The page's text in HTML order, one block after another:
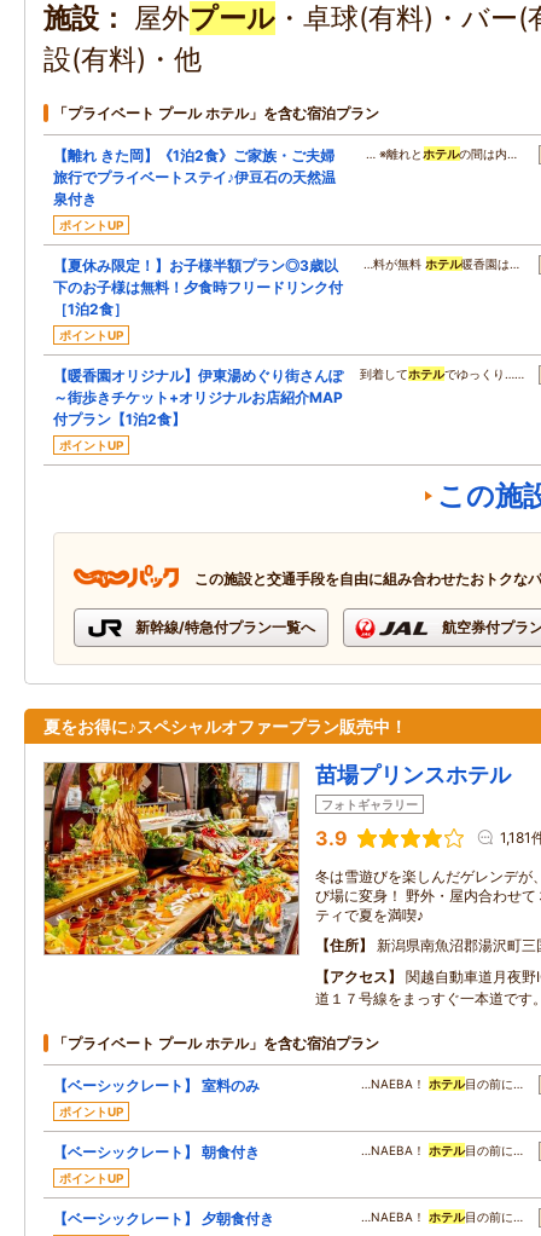
施設 屋外プール ・卓球(有料)・バー
設(有料)・他
「プライベート プール ホテル」を含む宿泊プラン
【離れ きた岡】《1泊2食》ご家族・ご夫婦
旅行でプライベートステイ♪伊豆石の天然温
泉付き
ポイントUP
… ※離れと ホテルの間は内…
【夏休み限定！】お子様半額プラン◎3歳以
下のお子様は無料！夕食時フリードリンク付
［1泊2食］
ポイントUP
…料が無料 ホテル暖香園は…
【暖香園オリジナル】伊東湯めぐり街さんぽ
～街歩きチケット+オリジナルお店紹介MAP
付プラン【1泊2食】
ポイントUP
到着してホテルでゆっくり……
この施
この施設と交通手段を自由に組み合わせたおトクな
新幹線/特急付プラン一覧へ 航空券付プラ
夏をお得に♪スペシャルオファープラン販売中！
苗場プリンスホテル
フォトギャラリー
3.9 1,181
冬は雪遊びを楽しんだゲレンデが
び場に変身！ 野外・屋内合わせ
ティで夏を満喫♪
住所
新潟県南魚沼郡湯沢町三
アクセス
関越自動車道月夜
道１７号線をまっすぐ一本道です
「プライベート プール ホテル」を含む宿泊プラン
【ベーシックレート】 室料のみ
ポイントUP
…NAEBA！ ホテル目の前に…
【ベーシックレート】 朝食付き
ポイントUP
…NAEBA！ ホテル目の前に…
【ベーシックレート】 夕朝食付き …NAEBA！ ホテル目の前に…